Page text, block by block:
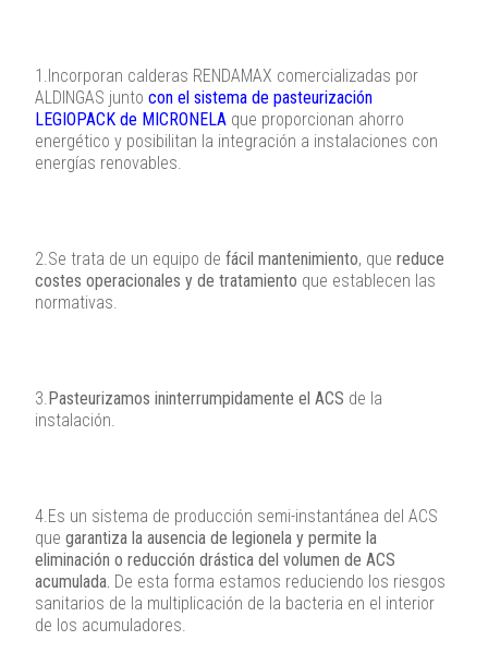
1.Incorporan calderas RENDAMAX comercializadas por
ALDINGAS junto con el sistema de pasteurización
LEGIOPACK de MICRONELA que proporcionan ahorro
energético y posibilitan la integración a instalaciones con
energías renovables.
2.Se trata de un equipo de fácil mantenimiento, que reduce
costes operacionales y de tratamiento que establecen las
normativas.
3. Pasteurizamos ininterrumpidamente el ACS de la
instalación.
4.Es un sistema de producción semi-instantánea del ACS
que garantiza la ausencia de legionela y permite la
eliminación o reducción drástica del volumen de ACS
acumulada. De esta forma estamos reduciendo los riesgos
sanitarios de la multiplicación de la bacteria en el interior
de los acumuladores.